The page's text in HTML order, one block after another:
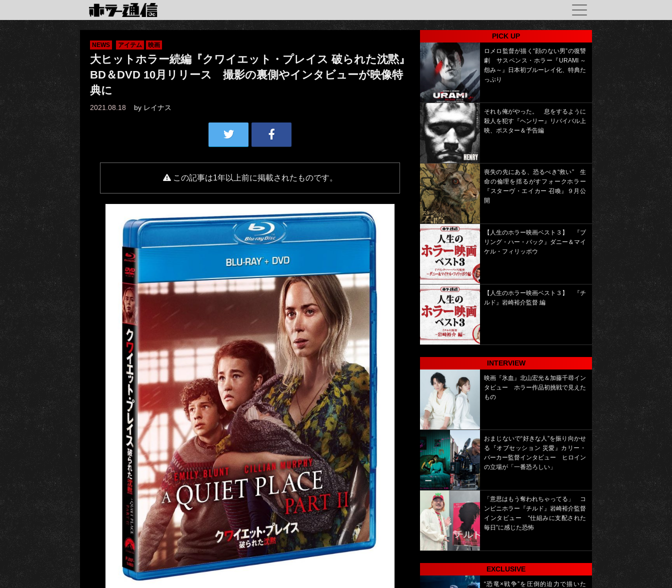
NEWS アイテム 映画
大ヒットホラー続編『クワイエット・プレイス 破られた沈黙』
BD＆DVD 10月リリース 撮影の裏側やインタビューが映像特
典に
2021.08.18 by レイナス
この記事は1年以上前に掲載されたものです。
PICK UP
ロメロ監督が描く“顔のない男”の復讐
劇 サスペンス・ホラー『URAMI ～
怨み～』日本初ブルーレイ化、特典た
っぷり
それも俺がやった。 息をするように
殺人を犯す『ヘンリー』リバイバル上
映、ポスター＆予告編
喪失の先にある、恐るべき“救い” 生
命の倫理を揺るがすフォークホラー
『スターヴ・エイカー 召喚』９月公
開
【人生のホラー映画ベスト３】 『ブ
リング・ハー・バック』ダニー＆マイ
ケル・フィリッポウ
【人生のホラー映画ベスト３】 『チ
ルド』岩崎裕介監督 編
INTERVIEW
映画『氷血』北山宏光＆加藤千尋イン
タビュー ホラー作品初挑戦で見えた
もの
おまじないで“好きな人”を振り向かせ
る『オブセッション 災愛』カリー・
バーカー監督インタビュー ヒロイン
の立場が「一番恐ろしい」
「意思はもう奪われちゃってる」 コ
ンビニホラー『チルド』岩崎裕介監督
インタビュー “仕組みに支配された
毎日”に感じた恐怖
EXCLUSIVE
“恐竜×戦争”を圧倒的迫力で描いた